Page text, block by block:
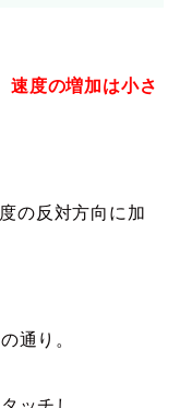
速度の増加は小さ
の反対方向に加
通り。